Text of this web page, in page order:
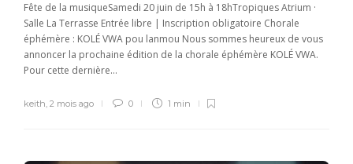
Fête de la musiqueSamedi 20 juin de 15h à 18hTropiques Atrium ·
Salle La Terrasse Entrée libre | Inscription obligatoire Chorale
éphémère : KOLÉ VWA pou lanmou Nous sommes heureux de vous
annoncer la prochaine édition de la chorale éphémère KOLÉ VWA.
Pour cette dernière...
keith, 2 mois ago 0 1 min